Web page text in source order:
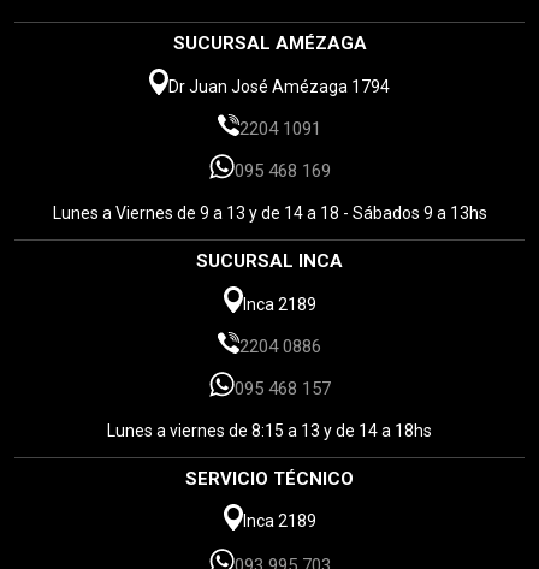
SUCURSAL AMÉZAGA
Dr Juan José Amézaga 1794
2204 1091
095 468 169
Lunes a Viernes de 9 a 13 y de 14 a 18 - Sábados 9 a 13hs
SUCURSAL INCA
Inca 2189
2204 0886
095 468 157
Lunes a viernes de 8:15 a 13 y de 14 a 18hs
SERVICIO TÉCNICO
Inca 2189